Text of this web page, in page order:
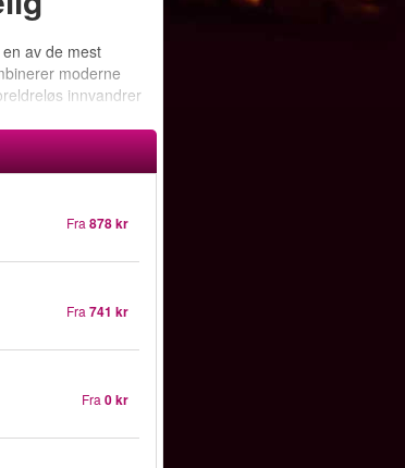
av de mest
moderne
innvandrer
Fra 878 kr
Fra 741 kr
Fra 0 kr